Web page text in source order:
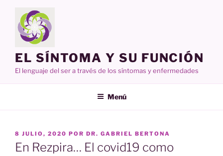
contenido
EL SÍNTOMA Y SU FUNCIÓN
El lenguaje del ser a través de los síntomas y enfermedades
Menú
PUBLICADO
EN
8 JULIO, 2020 POR DR. GABRIEL BERTONA
En Rezpira… El covid19 como